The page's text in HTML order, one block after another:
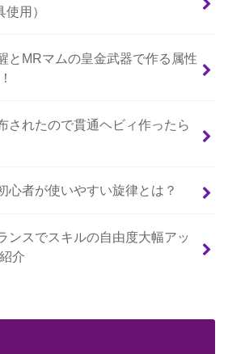
用）
とMRマムの皇金武器で作る属性
されたので貫通ヘビィ作ったら
心者が使いやすい旋律とは？
ンスでスキルの自由度大幅アッ
介